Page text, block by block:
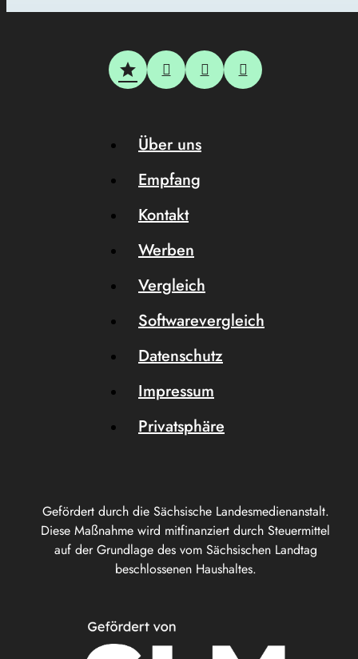
Gefördert durch die Sächsische Landesmedienanstalt.
Diese Maßnahme wird mitfinanziert durch Steuermittel
auf der Grundlage des vom Sächsischen Landtag
beschlossenen Haushaltes.
Über uns
Empfang
Kontakt
Werben
Vergleich
Softwarevergleich
Datenschutz
Impressum
Privatsphäre